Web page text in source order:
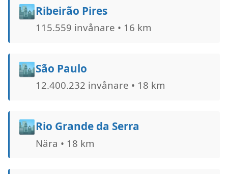
🏙️Ribeirão Pires
115.559 invånare • 16 km
🏙️São Paulo
12.400.232 invånare • 18 km
🏙️Rio Grande da Serra
Nära • 18 km